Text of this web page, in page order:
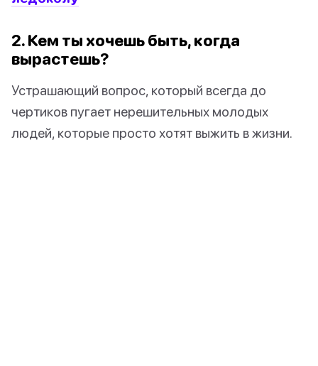
2. Кем ты хочешь быть, когда
вырастешь?
Устрашающий вопрос, который всегда до
чертиков пугает нерешительных молодых
людей, которые просто хотят выжить в жизни.